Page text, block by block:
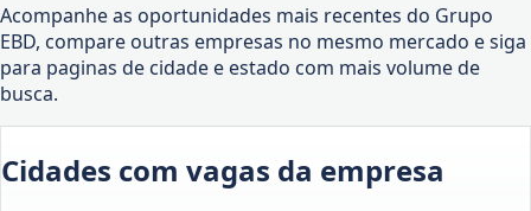
Acompanhe as oportunidades mais recentes do Grupo
EBD, compare outras empresas no mesmo mercado e siga
para paginas de cidade e estado com mais volume de
busca.
Cidades com vagas da empresa